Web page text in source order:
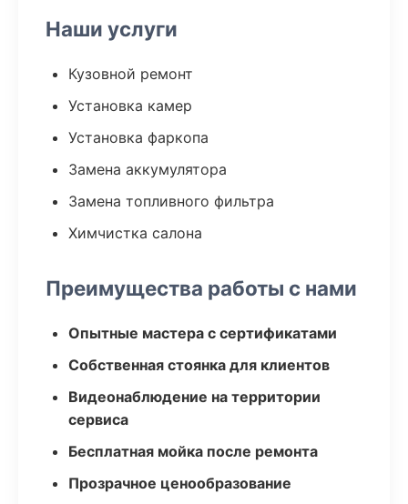
Наши услуги
Кузовной ремонт
Установка камер
Установка фаркопа
Замена аккумулятора
Замена топливного фильтра
Химчистка салона
Преимущества работы с нами
Опытные мастера с сертификатами
Собственная стоянка для клиентов
Видеонаблюдение на территории
сервиса
Бесплатная мойка после ремонта
Прозрачное ценообразование